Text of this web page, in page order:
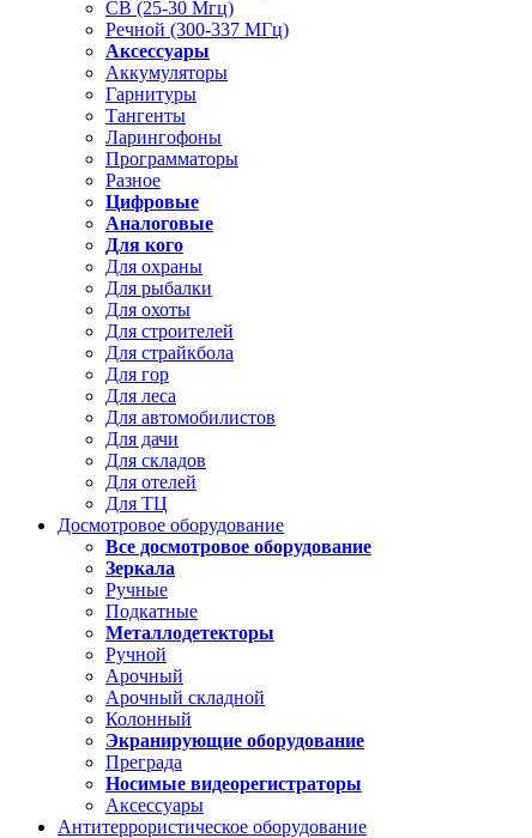
CB (25-30 Мгц)
Речной (300-337 МГц)
Аксессуары
Аккумуляторы
Гарнитуры
Тангенты
Ларингофоны
Программаторы
Разное
Цифровые
Аналоговые
Для кого
Для охраны
Для рыбалки
Для охоты
Для строителей
Для страйкбола
Для гор
Для леса
Для автомобилистов
Для дачи
Для складов
Для отелей
Для ТЦ
Досмотровое оборудование
Все досмотровое оборудование
Зеркала
Ручные
Подкатные
Металлодетекторы
Ручной
Арочный
Арочный складной
Колонный
Экранирующие оборудование
Преграда
Носимые видеорегистраторы
Аксессуары
Антитеррористическое оборудование